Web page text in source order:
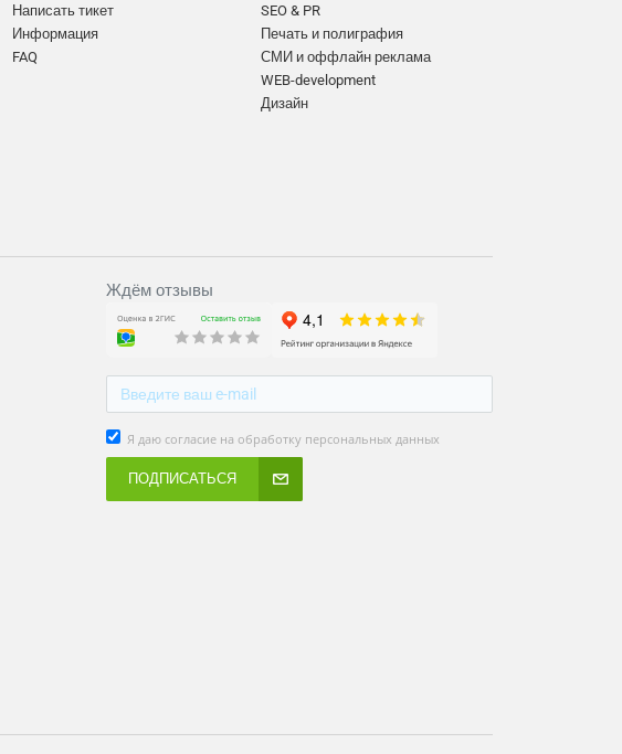
Написать тикет
Информация
FAQ
SEO & PR
Печать и полиграфия
СМИ и оффлайн реклама
WEB-development
Дизайн
Ждём отзывы
Я даю согласие на обработку персональных данных
ПОДПИСАТЬСЯ